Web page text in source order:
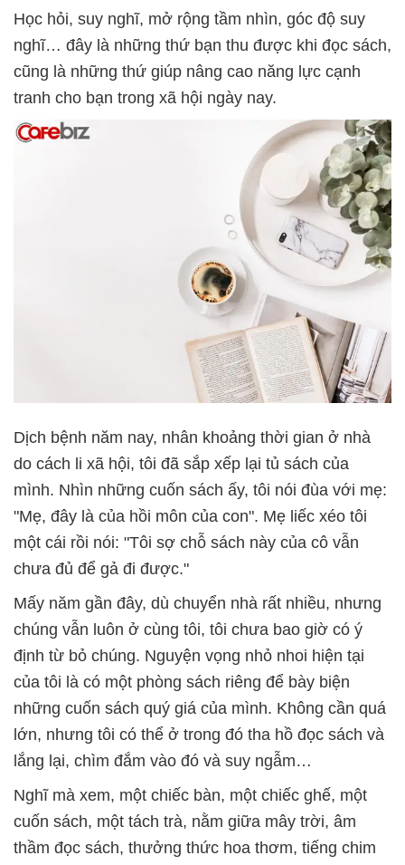
Học hỏi, suy nghĩ, mở rộng tầm nhìn, góc độ suy
nghĩ… đây là những thứ bạn thu được khi đọc sách,
cũng là những thứ giúp nâng cao năng lực cạnh
tranh cho bạn trong xã hội ngày nay.
Dịch bệnh năm nay, nhân khoảng thời gian ở nhà
do cách li xã hội, tôi đã sắp xếp lại tủ sách của
mình. Nhìn những cuốn sách ấy, tôi nói đùa với mẹ:
"Mẹ, đây là của hồi môn của con". Mẹ liếc xéo tôi
một cái rồi nói: "Tôi sợ chỗ sách này của cô vẫn
chưa đủ để gả đi được."
Mấy năm gần đây, dù chuyển nhà rất nhiều, nhưng
chúng vẫn luôn ở cùng tôi, tôi chưa bao giờ có ý
định từ bỏ chúng. Nguyện vọng nhỏ nhoi hiện tại
của tôi là có một phòng sách riêng để bày biện
những cuốn sách quý giá của mình. Không cần quá
lớn, nhưng tôi có thể ở trong đó tha hồ đọc sách và
lắng lại, chìm đắm vào đó và suy ngẫm…
Nghĩ mà xem, một chiếc bàn, một chiếc ghế, một
cuốn sách, một tách trà, nằm giữa mây trời, âm
thầm đọc sách, thưởng thức hoa thơm, tiếng chim